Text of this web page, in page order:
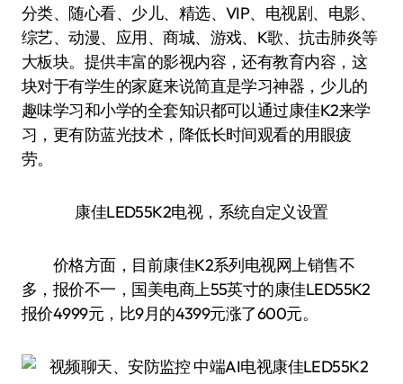
分类、随心看、少儿、精选、VIP、电视剧、电影、
综艺、动漫、应用、商城、游戏、K歌、抗击肺炎等
大板块。提供丰富的影视内容，还有教育内容，这
块对于有学生的家庭来说简直是学习神器，少儿的
趣味学习和小学的全套知识都可以通过康佳K2来学
习，更有防蓝光技术，降低长时间观看的用眼疲
劳。
康佳LED55K2电视，系统自定义设置
价格方面，目前康佳K2系列电视网上销售不
多，报价不一，国美电商上55英寸的康佳LED55K2
报价4999元，比9月的4399元涨了600元。